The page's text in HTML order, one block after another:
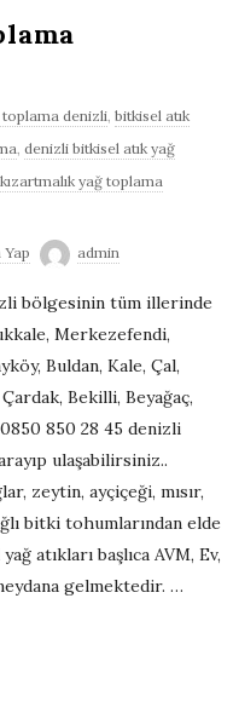
toplama denizli, bitkisel atık
, denizli bitkisel atık yağ
kızartmalık yağ toplama
admin
bölgesinin tüm illerinde
Merkezefendi,
Buldan, Kale, Çal,
Bekilli, Beyağaç,
850 28 45 denizli
ulaşabilirsiniz..
zeytin, ayçiçeği, mısır,
bitki tohumlarından elde
atıkları başlıca AVM, Ev,
gelmektedir. …